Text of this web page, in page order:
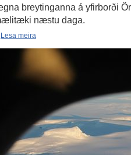
breytinganna á yfirborði
næstu daga.
Lesa meira